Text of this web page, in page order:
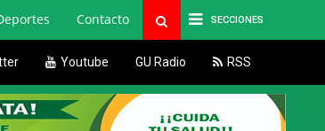
SECCIONES
Contacto
Youtube GU Radio RSS